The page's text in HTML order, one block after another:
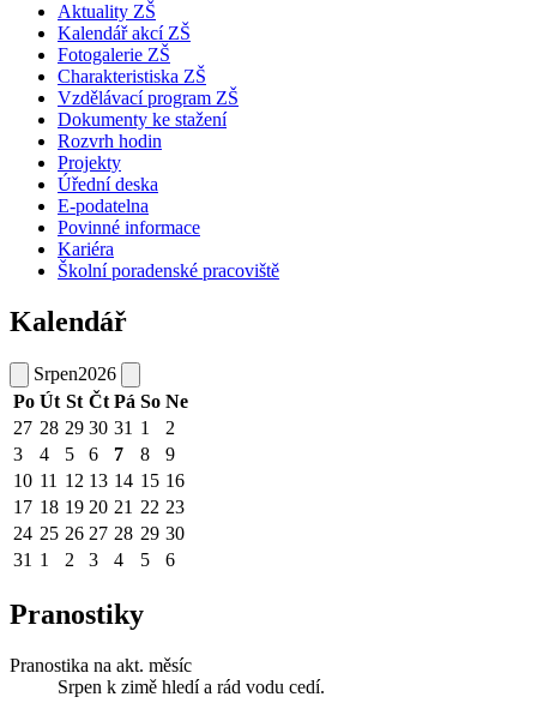
Aktuality ZŠ
Kalendář akcí ZŠ
Fotogalerie ZŠ
Charakteristiska ZŠ
Vzdělávací program ZŠ
Dokumenty ke stažení
Rozvrh hodin
Projekty
Úřední deska
E-podatelna
Povinné informace
Kariéra
Školní poradenské pracoviště
Kalendář
Srpen2026
Po Út St Čt Pá So Ne
27 28 29 30 31 1
2
3
4 5 6 7 8
9
10 11 12 13 14 15 16
17 18 19 20 21 22 23
24 25 26 27 28 29 30
31 1 2 3 4 5 6
Pranostiky
Pranostika na akt. měsíc
Srpen k zimě hledí a rád vodu cedí.